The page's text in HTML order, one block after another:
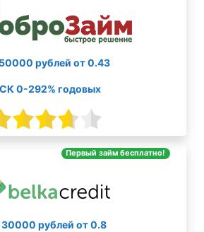
рублей от 0.43
0-292% годовых
Первый займ бесплатно!
рублей от 0.8